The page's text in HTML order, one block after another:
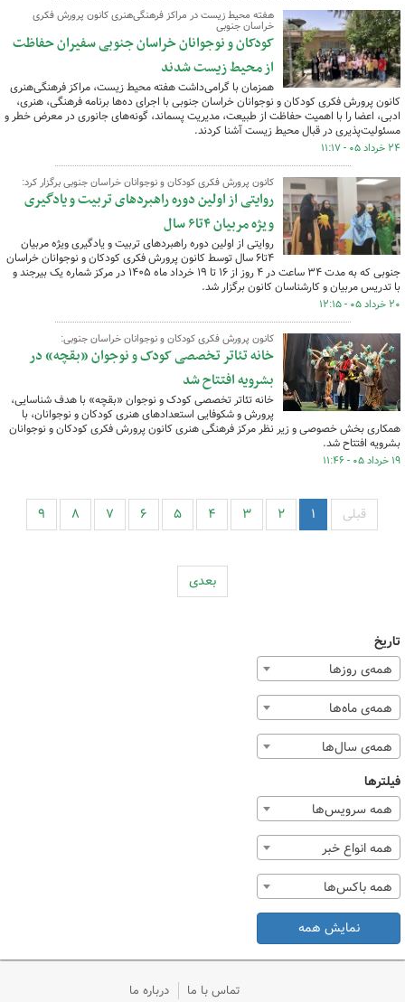
هفته محیط زیست در مراکز فرهنگی‌هنری کانون پرورش فکری
خراسان جنوبی
کودکان و نوجوانان خراسان جنوبی سفیران حفاظت
از محیط زیست شدند
همزمان با گرامی‌داشت هفته محیط زیست، مراکز فرهنگی‌هنری
کانون پرورش فکری کودکان و نوجوانان خراسان جنوبی با اجرای ده‌ها برنامه فرهنگی، هنری،
ادبی، اعضا را با اهمیت حفاظت از طبیعت، مدیریت پسماند، گونه‌های جانوری در معرض خطر و
مسئولیت‌پذیری در قبال محیط زیست آشنا کردند.
۲۴ خرداد ۰۵ - ۱۱:۱۷
کانون پرورش فکری کودکان و نوجوانان خراسان جنوبی برگزار کرد:
روایتی از اولین دوره راهبردهای تربیت و یادگیری
ویژه مربیان ۴تا۶ سال
روایتی از اولین دوره راهبردهای تربیت و یادگیری ویژه مربیان
۴تا۶ سال توسط کانون پرورش فکری کودکان و نوجوانان خراسان
جنوبی که به مدت ۳۴ ساعت در ۴ روز از ۱۶ تا ۱۹ خرداد ماه ۱۴۰۵ در مرکز شماره یک بیرجند و
با تدریس مربیان و کارشناسان کانون برگزار شد.
۲۰ خرداد ۰۵ - ۱۲:۱۵
کانون پرورش فکری کودکان و نوجوانان خراسان جنوبی:
خانه تئاتر تخصصی کودک و نوجوان «بقچه» در
بشرویه افتتاح شد
خانه تئاتر تخصصی کودک و نوجوان «بقچه» با هدف شناسایی،
پرورش و شکوفایی استعدادهای هنری کودکان و نوجوانان، با
همکاری بخش خصوصی و زیر نظر مرکز فرهنگی هنری کانون پرورش فکری کودکان و نوجوانان
بشرویه افتتاح شد.
۱۹ خرداد ۰۵ - ۱۱:۴۶
قبلی ۱ ۲ ۳ ۴ ۵ ۶ ۷ ۸ ۹
بعدی
تاریخ
همه‌ی روزها
همه‌ی ماه‌ها
همه‌ی سال‌ها
فیلترها
همه سرویس‌ها
همه انواع خبر
همه باکس‌ها
نمایش همه
تماس با ما درباره ما